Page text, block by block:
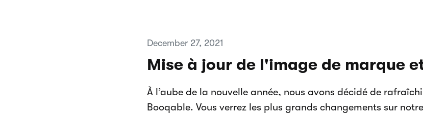
December 27, 2021
Mise à jour de l'image de marque
À l’aube de la nouvelle année, nous avons décidé de
Booqable. Vous verrez les plus grands changements sur